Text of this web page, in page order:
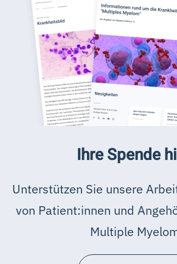
Ihre Spende
Unterstützen Sie unsere
von Patient:innen und
Multiple